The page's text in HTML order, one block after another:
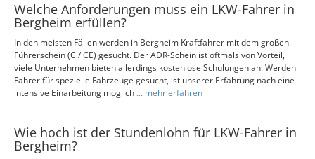
Welche Anforderungen muss ein LKW-Fahrer in
Bergheim erfüllen?
In den meisten Fällen werden in Bergheim Kraftfahrer mit dem großen
Führerschein (C / CE) gesucht. Der ADR-Schein ist oftmals von Vorteil,
viele Unternehmen bieten allerdings kostenlose Schulungen an. Werden
Fahrer für spezielle Fahrzeuge gesucht, ist unserer Erfahrung nach eine
intensive Einarbeitung möglich ... mehr erfahren
Wie hoch ist der Stundenlohn für LKW-Fahrer in
Bergheim?